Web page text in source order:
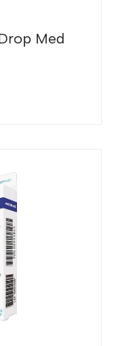
Med